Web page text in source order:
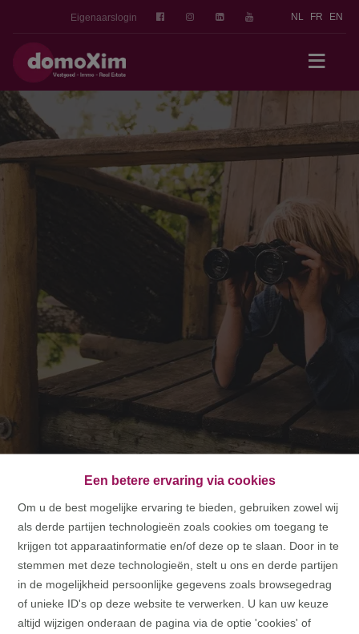
Een betere ervaring via cookies
Om u de best mogelijke ervaring te bieden, gebruiken zowel wij
als derde partijen technologieën zoals cookies om toegang te
krijgen tot apparaatinformatie en/of deze op te slaan. Door in te
stemmen met deze technologieën, stelt u ons en derde partijen
in de mogelijkheid persoonlijke gegevens zoals browsegedrag
of unieke ID's op deze website te verwerken. U kan uw keuze
altijd wijzigen onderaan de pagina via de optie 'cookies' of
Eigenaarslogin NL FR EN
HOME
HOME